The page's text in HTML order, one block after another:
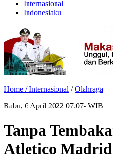
Internasional
Indonesiaku
Home /Internasional /Olahraga
Rabu, 6 April 2022 07:07- WIB
Tanpa
Atletico